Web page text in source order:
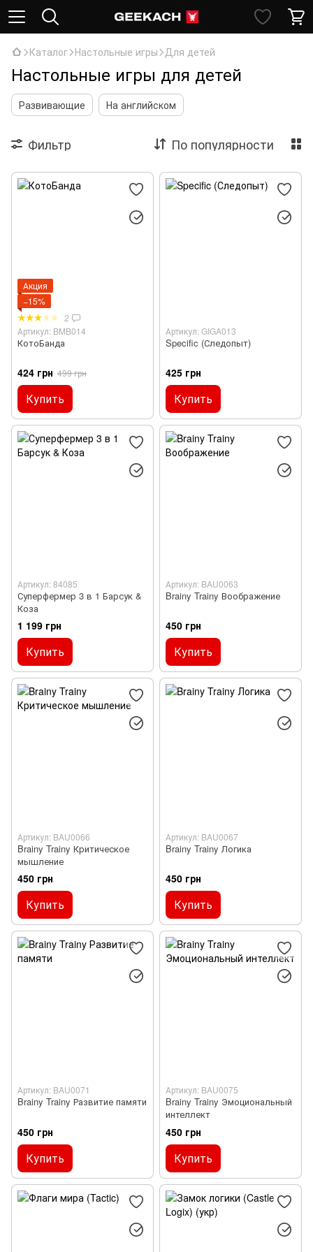
Каталог Настольные игры Для детей
Настольные игры для детей
Развивающие На английском
Фильтр По популярности
Акция
−15%
2
Артикул: BMB014
КотоБанда
424 грн 499 грн
Купить
Артикул: GIGA013
Specific (Следопыт)
425 грн
Купить
Артикул: 84085
Суперфермер 3 в 1 Барсук &
Коза
1 199 грн
Купить
Артикул: BAU0063
Brainy Trainy Воображение
450 грн
Купить
Артикул: BAU0066
Brainy Trainy Критическое
мышление
450 грн
Купить
Артикул: BAU0067
Brainy Trainy Логика
450 грн
Купить
Артикул: BAU0071
Brainy Trainy Развитие памяти
450 грн
Купить
Артикул: BAU0075
Brainy Trainy Эмоциональный
интеллект
450 грн
Купить